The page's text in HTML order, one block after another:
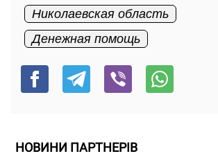
Николаевская область
Денежная помощь
НОВИНИ ПАРТНЕРІВ